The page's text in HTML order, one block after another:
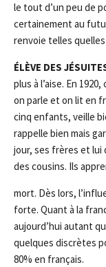
le tout d’un peu de
certainement au
renvoie telles
ÉLÈVE DES
plus à l’aise. En
on parle et on lit en
cinq enfants, veille
rappelle bien mais
jour, ses frères et lui
des cousins. Ils
mort. Dès lors,
forte. Quant à la
aujourd’hui autant
quelques discrètes
80% en français.